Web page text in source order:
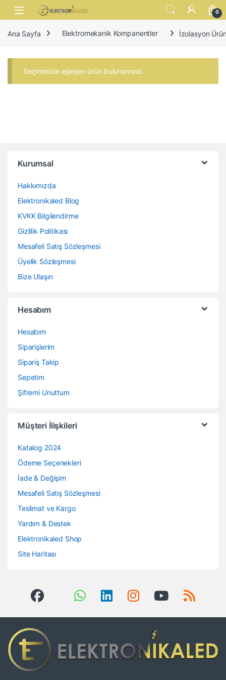
Skip to navigation
Skip to content
Open 0
Ana Sayfa Elektromekanik Kompanentler İzolasyon
Seçiminizle eşleşen ürün bulunamadı.
Kurumsal
Hakkımızda
Elektronikaled Blog
KVKK Bilgilendirme
Gizlilik Politikası
Mesafeli Satış Sözleşmesi
Üyelik Sözleşmesi
Bize Ulaşın
Hesabım
Hesabım
Siparişlerim
Sipariş Takip
Sepetim
Şifremi Unuttum
Müşteri İlişkileri
Katalog 2024
Ödeme Seçenekleri
İade & Değişim
Mesafeli Satış Sözleşmesi
Teslimat ve Kargo
Yardım & Destek
Elektronikaled Shop
Site Haritası